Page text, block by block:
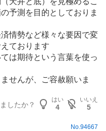
予測を目的としておりま
情勢など様々な要因で変
ております
は期待という言葉を使っ
せんが、ご容赦願いま
したか？
はい
4
いいえ
5
No. 94667